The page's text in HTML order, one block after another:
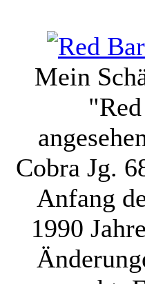
Mein
Cobra Jg.
Anfang
1990